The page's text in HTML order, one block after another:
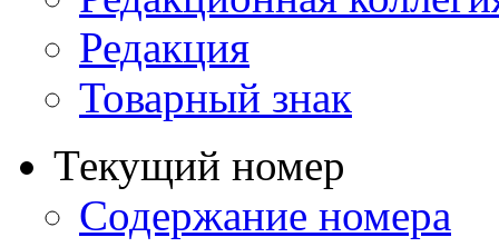
Редакция
Товарный знак
Текущий номер
Содержание номера